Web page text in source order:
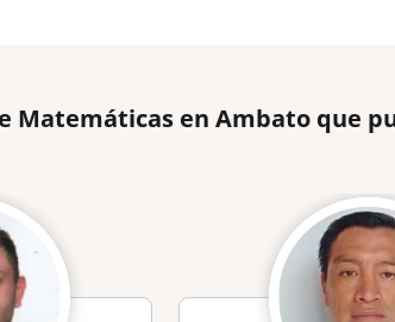
Matemáticas en Ambato que